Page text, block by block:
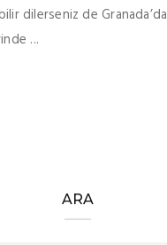
dilerseniz de
...
ARA